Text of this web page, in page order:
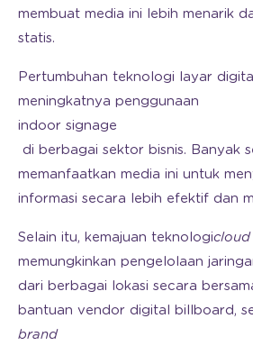
membuat media ini lebih menarik
statis.
Pertumbuhan teknologi layar
meningkatnya penggunaan
indoor signage
di berbagai sektor bisnis. Banyak
memanfaatkan media ini untuk
informasi secara lebih efektif dan
Selain itu, kemajuan teknologicloud
memungkinkan pengelolaan
dari berbagai lokasi secara
bantuan vendor digital billboard,
brand